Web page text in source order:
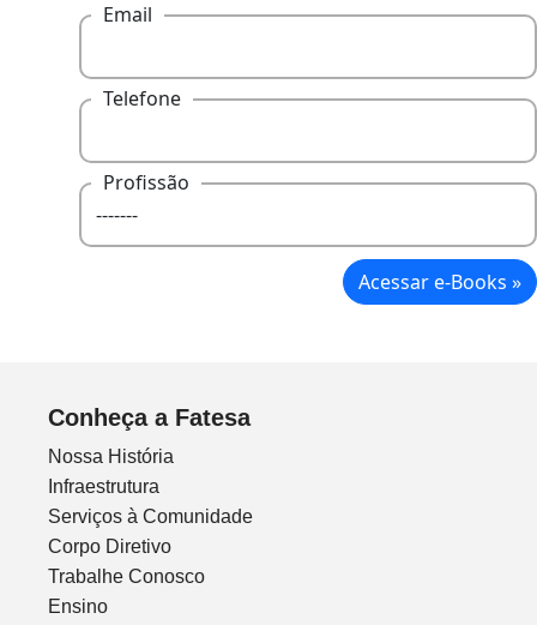
Email
Telefone
Profissão
Acessar e-Books »
Conheça a Fatesa
Nossa História
Infraestrutura
Serviços à Comunidade
Corpo Diretivo
Trabalhe Conosco
Ensino